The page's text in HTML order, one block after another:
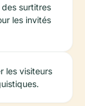
surtitres
les invités
les visiteurs